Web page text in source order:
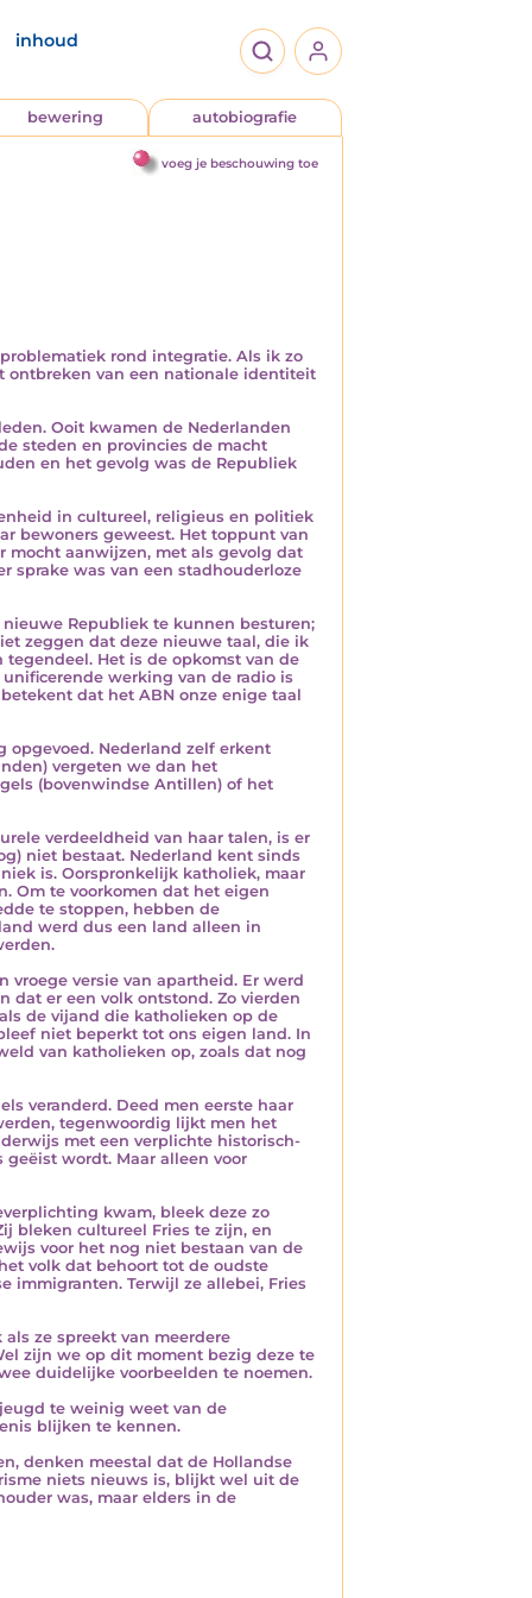
inhoud
bewering autobiografie
voeg je beschouwing toe
rond integratie. Als ik zo
ontbreken van een nationale identiteit
Ooit kwamen de Nederlanden
steden en provincies de macht
en het gevolg was de Republiek
in cultureel, religieus en politiek
bewoners geweest. Het toppunt van
aanwijzen, met als gevolg dat
sprake was van een stadhouderloze
Republiek te kunnen besturen;
zeggen dat deze nieuwe taal, die ik
Het is de opkomst van de
werking van de radio is
dat het ABN onze enige taal
opgevoed. Nederland zelf erkent
vergeten we dan het
(bovenwindse Antillen) of het
verdeeldheid van haar talen, is er
niet bestaat. Nederland kent sinds
is. Oorspronkelijk katholiek, maar
Om te voorkomen dat het eigen
te stoppen, hebben de
werd dus een land alleen in
vroege versie van apartheid. Er werd
dat er een volk ontstond. Zo vierden
de vijand die katholieken op de
niet beperkt tot ons eigen land. In
van katholieken op, zoals dat nog
veranderd. Deed men eerste haar
tegenwoordig lijkt men het
met een verplichte historisch-
wordt. Maar alleen voor
kwam, bleek deze zo
bleken cultureel Fries te zijn, en
voor het nog niet bestaan van de
volk dat behoort tot de oudste
immigranten. Terwijl ze allebei, Fries
ze spreekt van meerdere
zijn we op dit moment bezig deze te
duidelijke voorbeelden te noemen.
te weinig weet van de
blijken te kennen.
denken meestal dat de Hollandse
niets nieuws is, blijkt wel uit de
was, maar elders in de